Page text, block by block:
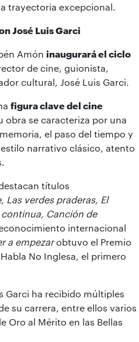
trayectoria excepcional.
José Luis Garci
Amón inaugurará el ciclo
de cine, guionista,
cultural, José Luis Garci.
figura clave del cine
obra se caracteriza por una
el paso del tiempo y
narrativo clásico, atento
títulos
Las verdes praderas, El
continua, Canción de
internacional
a empezarobtuvo el Premio
No Inglesa, el primero
Garci ha recibido múltiples
su carrera, entre ellos varios
Oro al Mérito en las Bellas